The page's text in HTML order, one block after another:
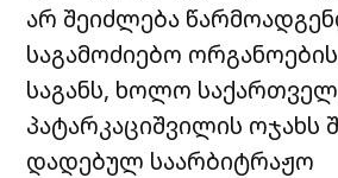
არ შეიძლება
საგამოძიებო
საგანს, ხოლო
პატარკაციშვილის ოჯახს
დადებულ საარბიტრაჟო